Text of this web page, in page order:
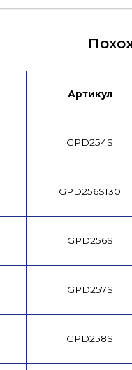
Артикул
GPD254S
GPD256S130
GPD256S
GPD257S
GPD258S